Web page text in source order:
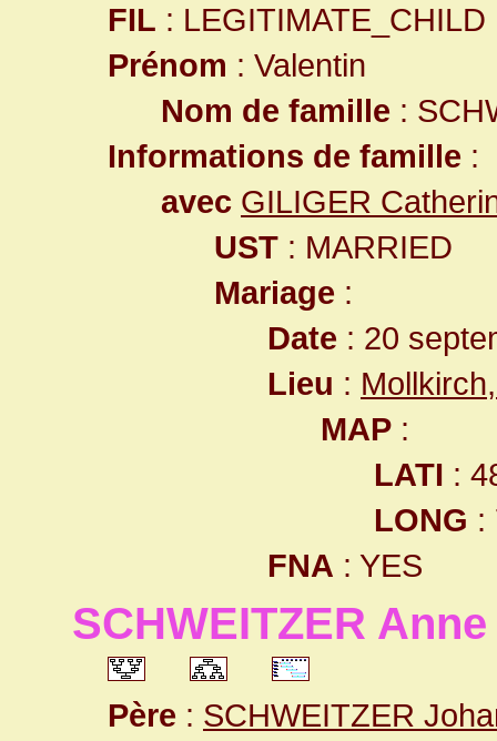
FIL : LEGITIMATE_CHILD
Prénom : Valentin
Nom de famille :
Informations de famille :
avec GILIGER
UST : MARRIED
Mariage :
Date : 20
Lieu :
MAP :
LATI :
LONG :
FNA : YES
SCHWEITZER
Père : SCHWEITZER